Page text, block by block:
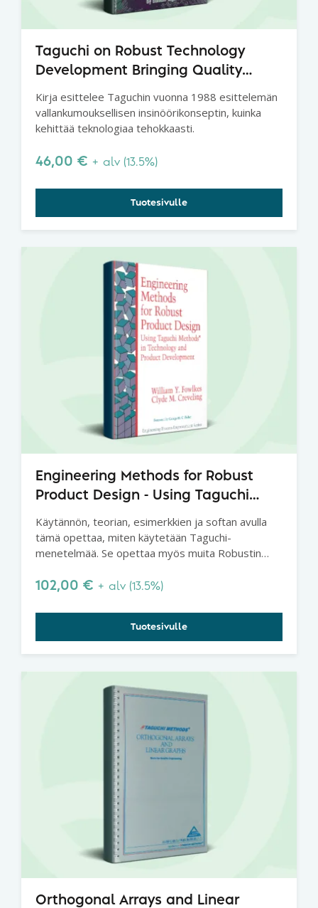
Taguchi on Robust Technology
Development Bringing Quality
Kirja esittelee Taguchin vuonna 1988 esittelemän
vallankumouksellisen insinöörikonseptin, kuinka
kehittää teknologiaa tehokkaasti.
46,00 € + alv (13.5%)
Tuotesivulle
Engineering Methods for Robust
Product Design - Using Taguchi
Development
Käytännön, teorian, esimerkkien ja softan avulla
tämä opettaa, miten käytetään Taguchi-
menetelmää. Se opettaa myös muita Robustin
prosessin optimointiin ja paremman tuotannon
102,00 € + alv (13.5%)
Tuotesivulle
Orthogonal Arrays and Linear